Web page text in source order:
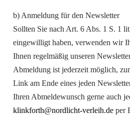
b) Anmeldung für den Newsletter
Sollten Sie nach Art. 6 Abs. 1 S. 1
eingewilligt haben, verwenden wir
Ihnen regelmäßig unseren
Abmeldung ist jederzeit möglich,
Link am Ende eines jeden
Ihren Abmeldewunsch gerne auch
klinkforth@nordlicht-verleih.de per